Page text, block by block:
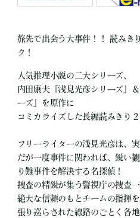
旅先で出会う大事件！！ 読みき
ク！
人気推理小説の二大シリーズ、
内田康夫『浅見光彦シリーズ』
ーズ』を原作に
コミカライズした長編読みきり
フリーライターの浅見光彦は、
だが一度事件に関われば、鋭い
り難事件を解決する名探偵！
捜査の精鋭が集う警視庁の捜査
絶大な信頼のもとチームの指揮を
張り巡らされた線路のごとく各